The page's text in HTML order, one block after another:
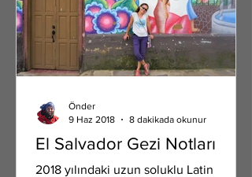
El Salvador Gezi Notları
2018 yılındaki uzun soluklu Latin
Önder
9 Haz 2018
8 dakikada okunur